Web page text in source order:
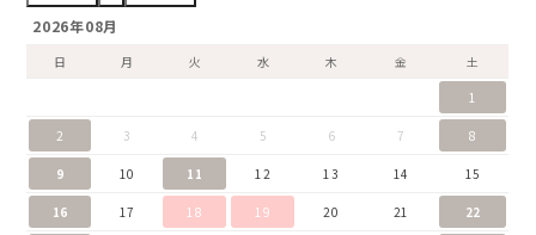
2026年08月
日 月 火 水 木 金
土
1
2 3 4 5 6 7 8
9 10 11 12 13 14 15
16 17 18 19 20 21 22